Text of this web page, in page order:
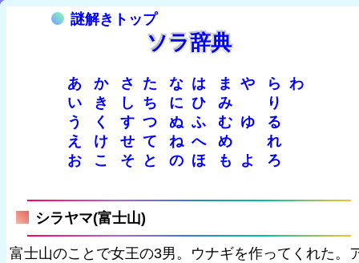
謎解きトップ
ソラ辞典
あ か さ た な は ま や ら わ
い
き し ち に ひ み
り
う
く す つ ぬ ふ む ゆ
る
え
け せ て ね へ め
れ
お
こ そ と の ほ も よ ろ
シラヤマ(富士山)
富士山のことで女王の3男。ウナギを作ってくれた。